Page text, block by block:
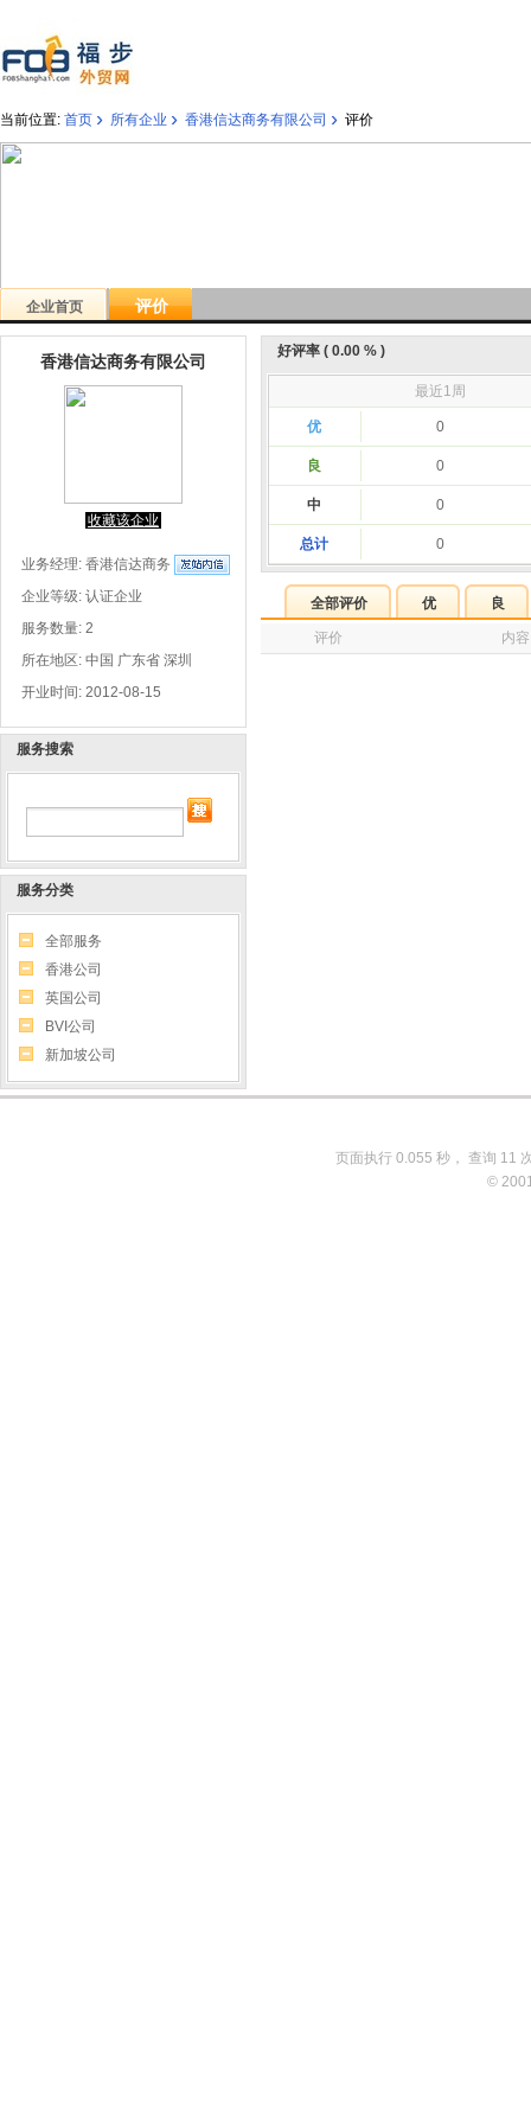
当前位置: 首页 › 所有企业 › 香港信达商务有限公司 › 评价
企业首页 评价
香港信达商务有限公司
收藏该企业
业务经理: 香港信达商务
企业等级: 认证企业
服务数量: 2
所在地区: 中国 广东省 深圳
开业时间: 2012-08-15
服务搜索
服务分类
全部服务
香港公司
英国公司
BVI公司
新加坡公司
好评率 ( 0.00 % )
最近1周
优 0
良 0
中 0
总计 0
全部评价 优 良
评价 内容
页面执行 0.055 秒， 查询 11
©